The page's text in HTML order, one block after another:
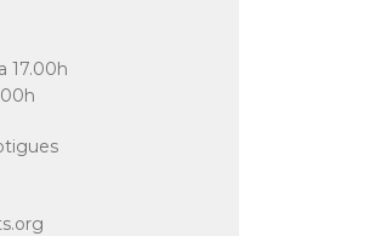
17.00h